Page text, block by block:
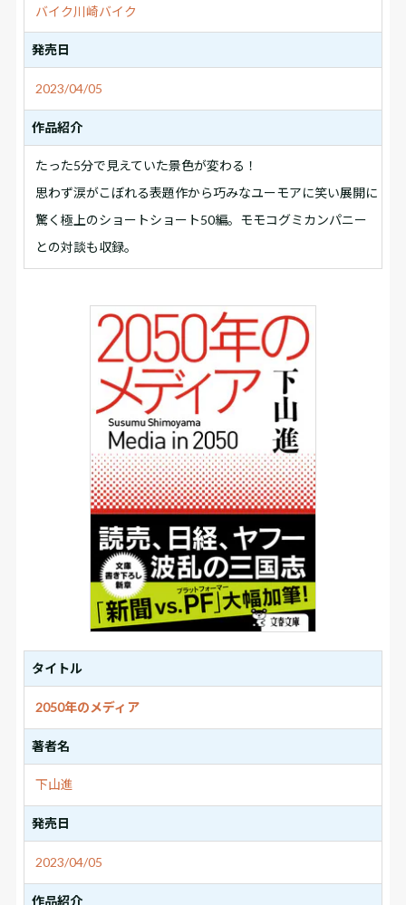
バイク川崎バイク
発売日
2023/04/05
作品紹介
たった5分で見えていた景色が変わる！
思わず涙がこぼれる表題作から巧みなユーモアに笑い展開に
驚く極上のショートショート50編。モモコグミカンパニー
との対談も収録。
タイトル
2050年のメディア
著者名
下山進
発売日
2023/04/05
作品紹介